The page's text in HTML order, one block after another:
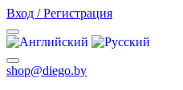
Вход / Регистрация
shop@diego.by